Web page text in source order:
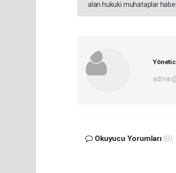
alan hukuki muhataplar
Okuyucu Yorumları (0)